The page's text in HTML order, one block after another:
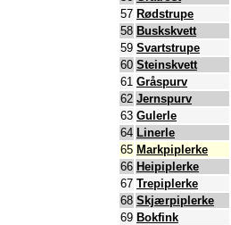
57 Rødstrupe
58 Buskskvett
59 Svartstrupe
60 Steinskvett
61 Gråspurv
62 Jernspurv
63 Gulerle
64 Linerle
65 Markpiplerke
66 Heipiplerke
67 Trepiplerke
68 Skjærpiplerke
69 Bokfink